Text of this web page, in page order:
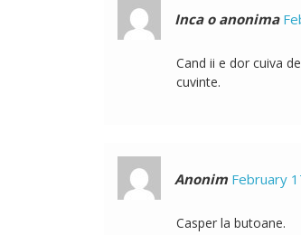
Inca o anonima
Cand ii e dor cuiva
cuvinte.
Anonim February
Casper la butoane.